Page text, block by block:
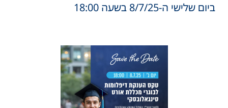
ביום שלישי ה-8/7/25 בשעה 18:00